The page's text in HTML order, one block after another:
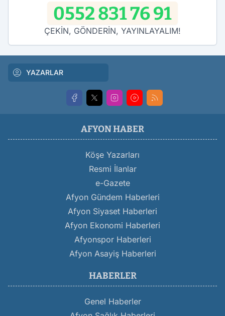
0552 831 76 91
ÇEKİN, GÖNDERİN, YAYINLAYALIM!
YAZARLAR
AFYON HABER
Köşe Yazarları
Resmi İlanlar
e-Gazete
Afyon Gündem Haberleri
Afyon Siyaset Haberleri
Afyon Ekonomi Haberleri
Afyonspor Haberleri
Afyon Asayiş Haberleri
HABERLER
Genel Haberler